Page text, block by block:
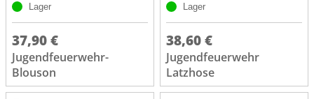
Lager
37,90 €
Jugendfeuerwehr-
Blouson
Lager
38,60 €
Jugendfeuerwehr
Latzhose